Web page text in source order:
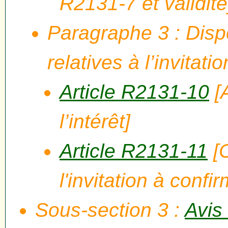
Paragraphe 3 :
relatives à
Article R2131-10
l’intérêt]
Article R2131-11
l'invitation à
Sous-section 3 :Avis